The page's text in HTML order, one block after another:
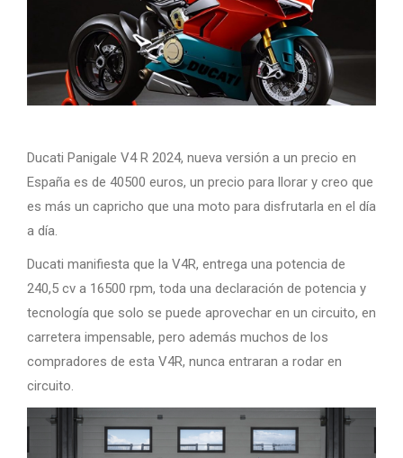
Ducati Panigale V4 R 2024, nueva versión a un precio en
España es de 40500 euros, un precio para llorar y creo que
es más un capricho que una moto para disfrutarla en el día
a día.
Ducati manifiesta que la V4R, entrega una potencia de
240,5 cv a 16500 rpm, toda una declaración de potencia y
tecnología que solo se puede aprovechar en un circuito, en
carretera impensable, pero además muchos de los
compradores de esta V4R, nunca entraran a rodar en
circuito.